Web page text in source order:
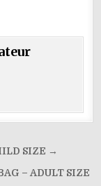
SIZE →
– ADULT SIZE